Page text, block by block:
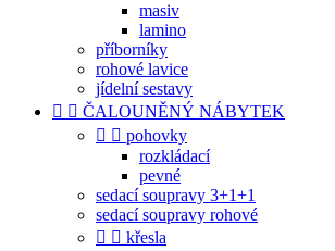
masiv
lamino
příborníky
rohové lavice
jídelní sestavy
  ČALOUNĚNÝ NÁBYTEK
  pohovky
rozkládací
pevné
sedací soupravy 3+1+1
sedací soupravy rohové
  křesla